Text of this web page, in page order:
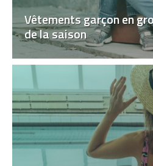
Vêtements garçon en
de la saison